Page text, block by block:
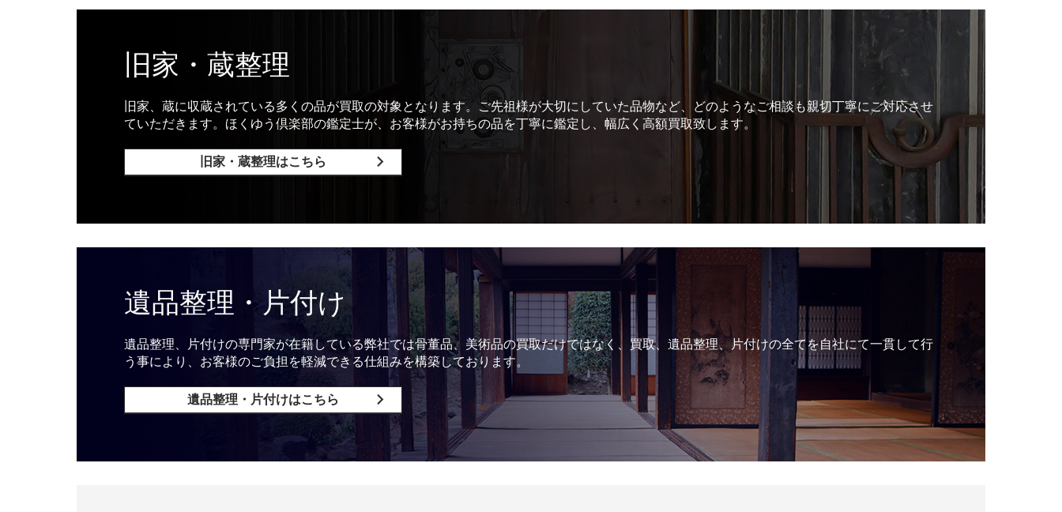
旧家・蔵整理
旧家、蔵に収蔵されている多くの品が買取の対象となります。ご先祖様が大切にしていた品物など、どのようなご相談も親切丁寧にご対応させ
ていただきます。ほくゆう倶楽部の鑑定士が、お客様がお持ちの品を丁寧に鑑定し、幅広く高額買取致します。
旧家・蔵整理はこちら
遺品整理・片付け
遺品整理、片付けの専門家が在籍している弊社では骨董品、美術品の買取だけではなく、買取、遺品整理、片付けの全てを自社にて一貫して行
う事により、お客様のご負担を軽減できる仕組みを構築しております。
遺品整理・片付けはこちら